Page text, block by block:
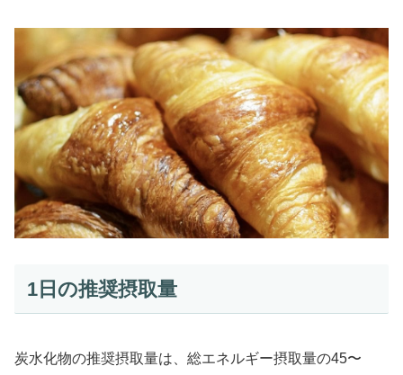
1日の推奨摂取量
炭水化物の推奨摂取量は、総エネルギー摂取量の45〜